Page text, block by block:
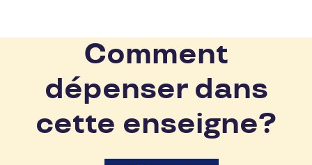
Comment
dépenser dans
cette enseigne?